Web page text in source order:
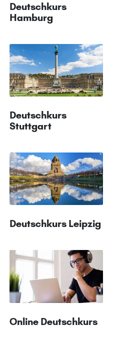
Deutschkurs
Hamburg
Deutschkurs
Stuttgart
Deutschkurs Leipzig
Online Deutschkurs